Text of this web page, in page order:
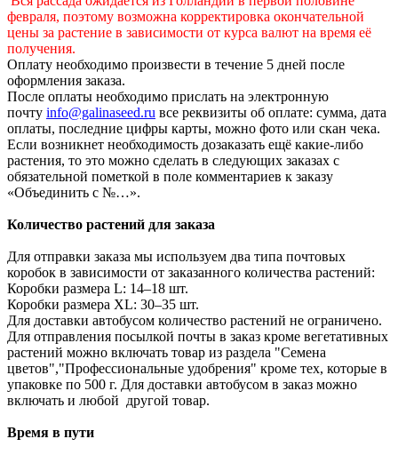
февраля, поэтому возможна корректировка окончательной
цены за растение в зависимости от курса валют на время её
получения.
Оплату необходимо произвести в течение 5 дней после
оформления заказа.
После оплаты необходимо прислать на электронную
почту info@galinaseed.ru все реквизиты об оплате: сумма, дата
оплаты, последние цифры карты, можно фото или скан чека.
Если возникнет необходимость дозаказать ещё какие-либо
растения, то это можно сделать в следующих заказах с
обязательной пометкой в поле комментариев к заказу
«Объединить с №…».
Количество растений для заказа
Для отправки заказа мы используем два типа почтовых
коробок в зависимости от заказанного количества растений:
Коробки размера L: 14–18 шт.
Коробки размера XL: 30–35 шт.
Для доставки автобусом количество растений не ограничено.
Для отправления посылкой почты в заказ кроме вегетативных
растений можно включать товар из раздела "Семена
цветов","Профессиональные удобрения" кроме тех, которые в
упаковке по 500 г. Для доставки автобусом в заказ можно
включать и любой другой товар.
Время в пути